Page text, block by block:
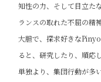
知性の力、そして目立た
ランスの取れた不屈の精
大胆で、探求好きな
ると、研究したり、順応
単独より、集団行動が多